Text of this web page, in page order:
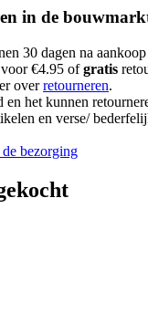
in de
30 dagen na
€4.95 ofgratis
overretourneren.
het kunnen
en verse/
bezorging